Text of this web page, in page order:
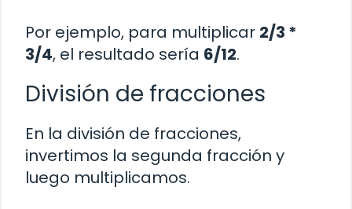
Por ejemplo, para multiplicar 2/3 *
3/4, el resultado sería 6/12.
División de fracciones
En la división de fracciones,
invertimos la segunda fracción y
luego multiplicamos.